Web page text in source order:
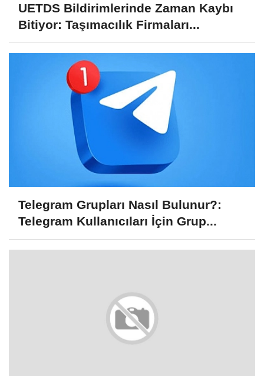
UETDS Bildirimlerinde Zaman Kaybı
Bitiyor: Taşımacılık Firmaları...
Telegram Grupları Nasıl Bulunur?:
Telegram Kullanıcıları İçin Grup...